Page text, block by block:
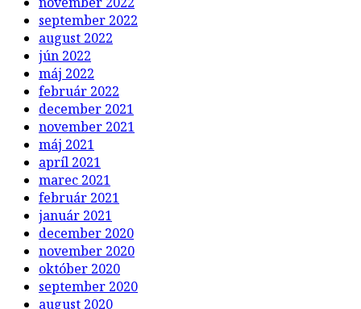
september 2022
august 2022
jún 2022
máj 2022
február 2022
december 2021
november 2021
máj 2021
apríl 2021
marec 2021
február 2021
január 2021
december 2020
november 2020
október 2020
september 2020
august 2020